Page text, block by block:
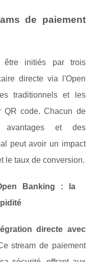
de paiement
être initiés par trois
directe via l'Open
traditionnels et les
QR code. Chacun de
avantages et des
peut avoir un impact
le taux de conversion.
Banking : la
directe avec
stream de paiement